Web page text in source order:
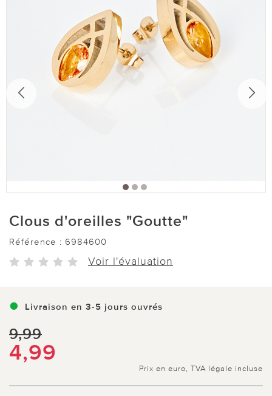
Clous d'oreilles "Goutte"
Référence : 6984600
Voir l'évaluation
Livraison en 3-5 jours ouvrés
9,99
4,99
Prix en euro, TVA légale incluse